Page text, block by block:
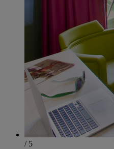
/ 5